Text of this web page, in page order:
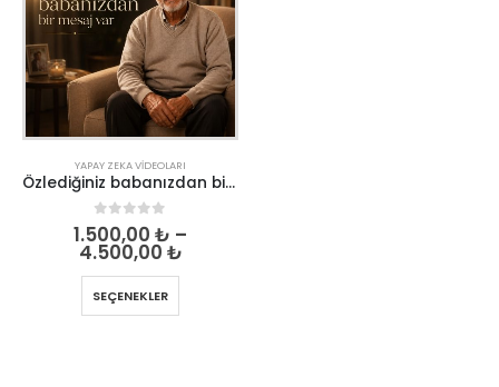
YAPAY ZEKA VIDEOLARI
Özlediğiniz babanızdan bir mesaj
0out of 5
1.500,00 ₺ –
4.500,00 ₺
SEÇENEKLER